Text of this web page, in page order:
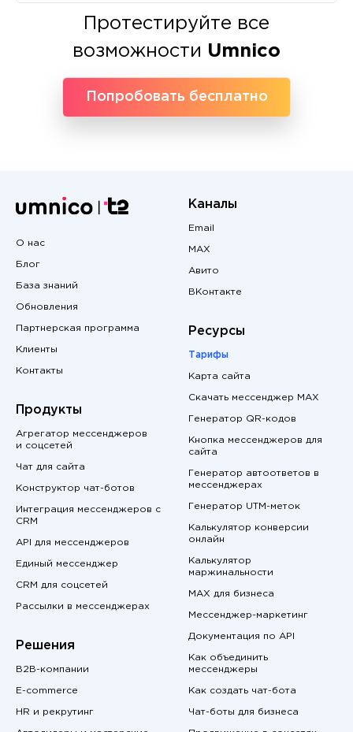
Протестируйте все
возможности Umnico
Попробовать бесплатно
О нас
Блог
База знаний
Обновления
Партнерская программа
Клиенты
Контакты
Продукты
Агрегатор мессенджеров
и соцсетей
Чат для сайта
Конструктор чат-ботов
Интеграция мессенджеров с
CRM
API для мессенджеров
Единый мессенджер
CRM для соцсетей
Рассылки в мессенджерах
Решения
B2B-компании
E-commerce
HR и рекрутинг
Каналы
Email
MAX
Авито
ВКонтакте
Ресурсы
Тарифы
Карта сайта
Скачать мессенджер MAX
Генератор QR-кодов
Кнопка мессенджеров для
сайта
Генератор автоответов в
мессенджерах
Генератор UTM-меток
Калькулятор конверсии
онлайн
Калькулятор
маржинальности
MAX для бизнеса
Мессенджер-маркетинг
Документация по API
Как объединить
мессенджеры
Как создать чат-бота
Чат-боты для бизнеса